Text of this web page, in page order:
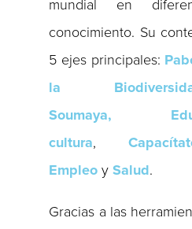
mundial en
conocimiento. Su
5 ejes principales:
la
Soumaya,
cultura,
Empleo ySalud.
Gracias a las